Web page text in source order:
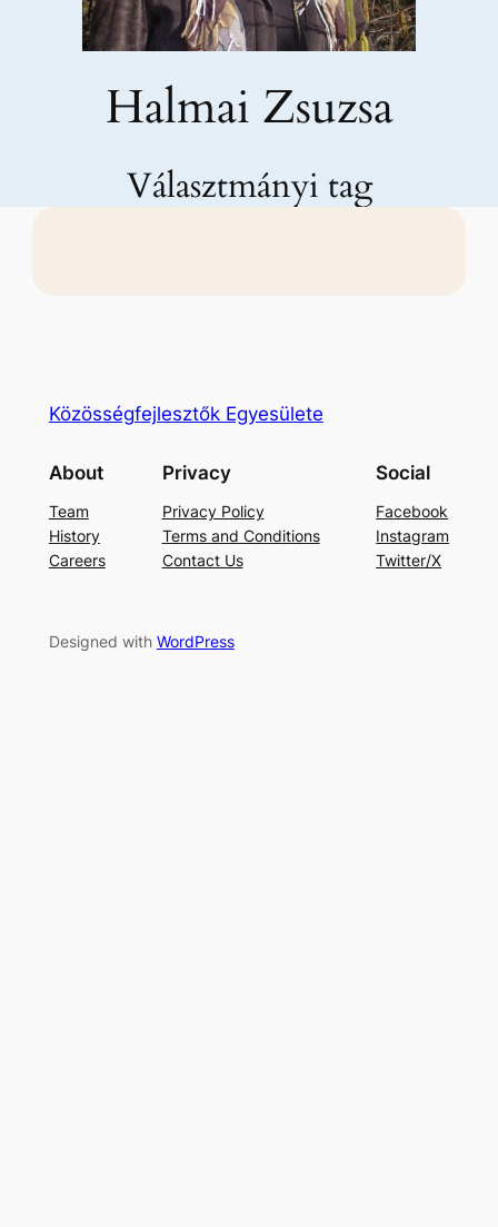
Halmai Zsuzsa
Választmányi tag
Közösségfejlesztők Egyesülete
About
Team
History
Careers
Privacy
Privacy Policy
Terms and Conditions
Contact Us
Social
Facebook
Instagram
Twitter/X
Designed with WordPress